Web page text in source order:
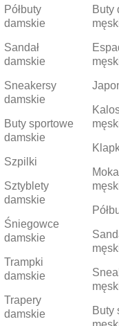
Półbuty
damskie
Sandał
damskie
Sneakersy
damskie
Buty sportowe
damskie
Szpilki
Sztyblety
damskie
Śniegowce
damskie
Trampki
damskie
Trapery
damskie
Buty
Buty